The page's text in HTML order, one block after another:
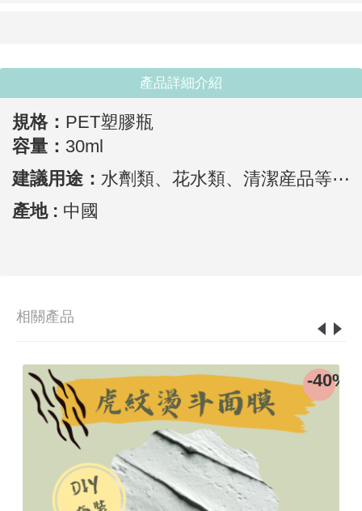
產品詳細介紹
規格： PET塑膠瓶
容量： 30ml
建議用途： 水劑類、花水類、清潔産品等⋯
產地 : 中國
相關產品
-40%